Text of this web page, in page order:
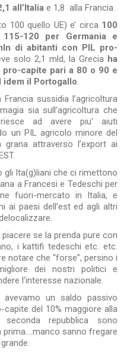
all’Italia e 1,8 alla Francia.
quello UE) e’ circa 100
115-120 per Germania e
di abitanti con PIL pro-
solo 2,1 mld, la Grecia ha
capite pari a 80 o 90 e
idem il Portogallo
Francia sussidia l’agricoltura
sia sull’agricoltura che
ad avere piu’ aiuti
un PIL agricolo minore del
attraverso l’export ai
gli Ita(g)liani che ci rimettono
a Francesi e Tedeschi per
fuori-mercato in Italia, e
ai paesi dell’est ed agli altri
se la prenda pure con
i kattifi tedeschi etc. etc.
notare che “forse”, persino i
dei nostri politici e
l’interesse nazionale.
un saldo passivo
del 10% maggiore alla
repubblica sono
prima….manco sanno fregare